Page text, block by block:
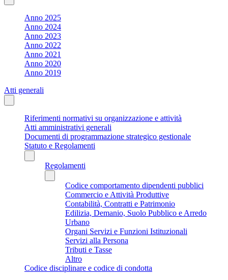
Anno 2025
Anno 2024
Anno 2023
Anno 2022
Anno 2021
Anno 2020
Anno 2019
Atti generali
Riferimenti normativi su organizzazione e attività
Atti amministrativi generali
Documenti di programmazione strategico gestionale
Statuto e Regolamenti
Regolamenti
Codice comportamento dipendenti pubblici
Commercio e Attività Produttive
Contabilità, Contratti e Patrimonio
Edilizia, Demanio, Suolo Pubblico e Arredo
Urbano
Organi Servizi e Funzioni Istituzionali
Servizi alla Persona
Tributi e Tasse
Altro
Codice disciplinare e codice di condotta